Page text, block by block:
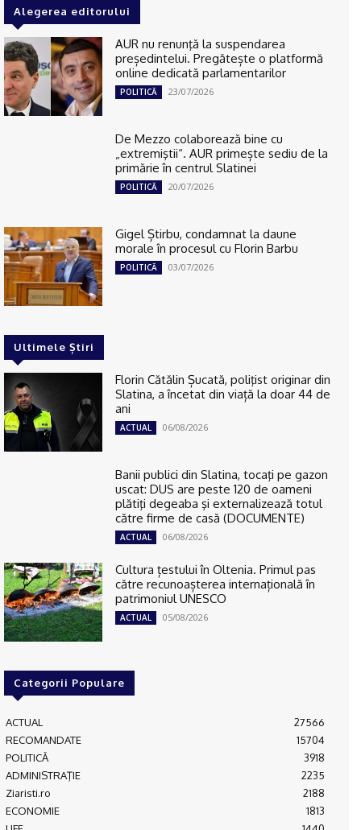
Alegerea editorului
AUR nu renunţă la suspendarea
președintelui. Pregătește o platformă
online dedicată parlamentarilor
POLITICĂ 23/07/2026
De Mezzo colaborează bine cu
„extremiştii“. AUR primește sediu de la
primărie în centrul Slatinei
POLITICĂ 20/07/2026
Gigel Știrbu, condamnat la daune
morale în procesul cu Florin Barbu
POLITICĂ 03/07/2026
Ultimele Știri
Florin Cătălin Șucată, poliţist originar din
Slatina, a încetat din viață la doar 44 de
ani
ACTUAL 06/08/2026
Banii publici din Slatina, tocaţi pe gazon
uscat: DUS are peste 120 de oameni
plătiţi degeaba şi externalizează totul
către firme de casă (DOCUMENTE)
ACTUAL 06/08/2026
Cultura țestului în Oltenia. Primul pas
către recunoașterea internațională în
patrimoniul UNESCO
ACTUAL 05/08/2026
Categorii Populare
ACTUAL
27566
RECOMANDATE
15704
POLITICĂ
3918
ADMINISTRAŢIE
2235
Ziaristi.ro
2188
ECONOMIE
1813